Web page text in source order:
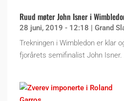
Ruud møter John Isner i
28 juni, 2019 - 12:18 | Grand
Trekningen i Wimbledon er klar
fjorårets semifinalist John Isner.